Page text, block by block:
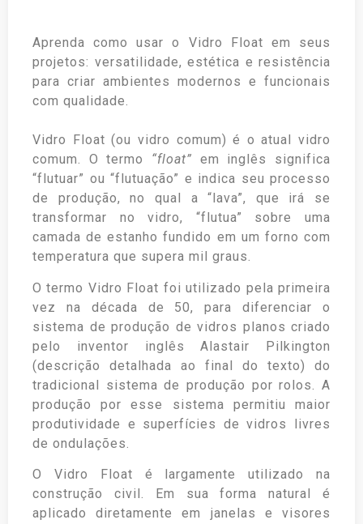
Aprenda como usar o Vidro Float em seus
projetos: versatilidade, estética e resistência
para criar ambientes modernos e funcionais
com qualidade.
Vidro Float (ou vidro comum) é o atual vidro
comum. O termo
“float” em inglês significa
“flutuar” ou “flutuação” e indica seu processo
de produção, no qual a “lava”, que irá se
transformar no vidro, “flutua” sobre uma
camada de estanho fundido em um forno com
temperatura que supera mil graus.
O termo Vidro Float foi utilizado pela primeira
vez na década de 50, para diferenciar o
sistema de produção de vidros planos criado
pelo inventor inglês Alastair Pilkington
(descrição detalhada ao final do texto) do
tradicional sistema de produção por rolos. A
produção por esse sistema permitiu maior
produtividade e superfícies de vidros livres
de ondulações.
O Vidro Float é largamente utilizado na
construção civil. Em sua forma natural é
aplicado diretamente em janelas e visores